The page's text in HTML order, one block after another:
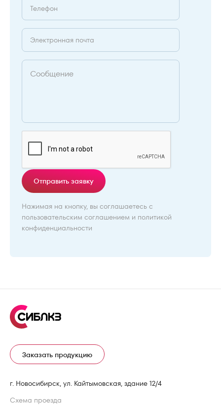
Отправить заявку
Нажимая на кнопку, вы соглашаетесь с
пользовательским соглашением и политикой
конфиденциальности
Заказать продукцию
г. Новосибирск, ул. Кайтымовская, здание 12/4
Схема проезда